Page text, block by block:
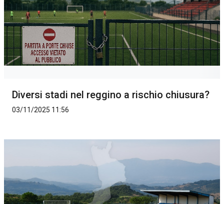
Diversi stadi nel reggino a rischio chiusura?
03/11/2025 11:56